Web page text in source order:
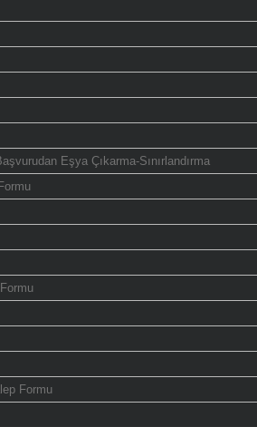
Eşya Çıkarma-Sınırlandırma
Formu